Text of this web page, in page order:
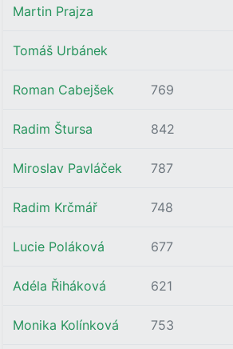
Martin Prajza
Tomáš Urbánek
Roman Cabejšek 769
Radim Štursa 842
Miroslav Pavláček 787
Radim Krčmář 748
Lucie Poláková 677
Adéla Řiháková 621
Monika Kolínková 753